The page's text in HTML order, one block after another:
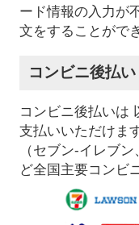
ード情報の入力が
文をすることがで
コンビニ後払い
コンビニ後払いは
支払いいただけます
（セブン-イレブ
ど全国主要コンビニ